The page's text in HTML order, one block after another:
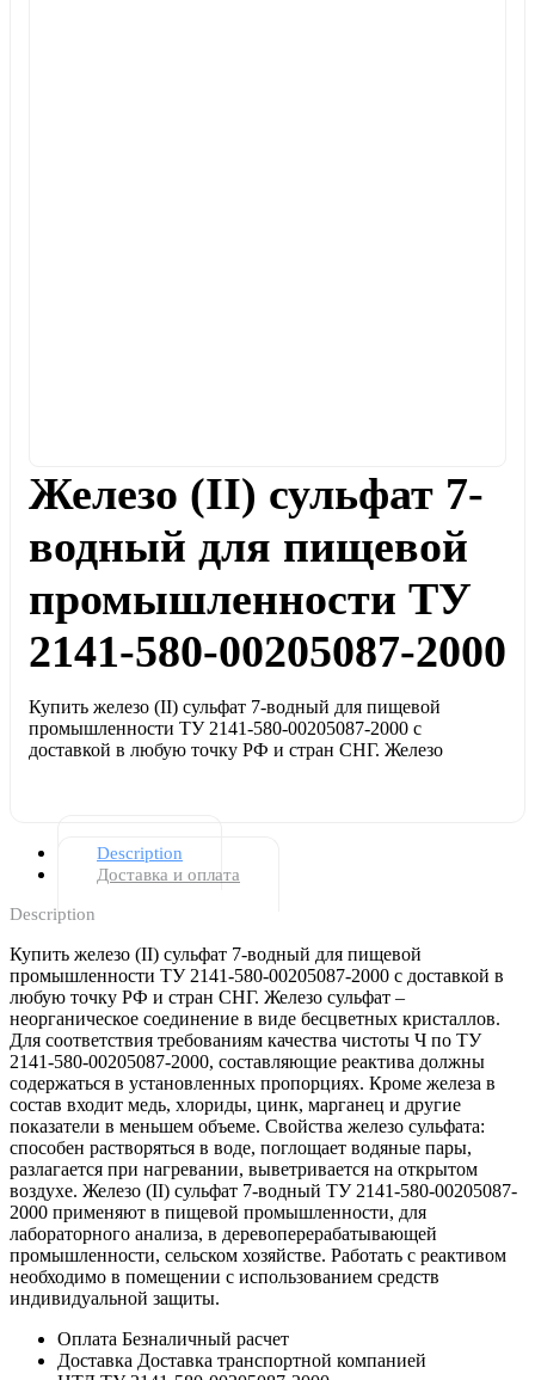
Железо (II) сульфат 7-
водный для пищевой
промышленности ТУ
2141-580-00205087-2000
Купить железо (II) сульфат 7-водный для пищевой
промышленности ТУ 2141-580-00205087-2000 с
доставкой в любую точку РФ и стран СНГ. Железо
Description
Доставка и оплата
Description
Купить железо (II) сульфат 7-водный для пищевой
промышленности ТУ 2141-580-00205087-2000 с доставкой в
любую точку РФ и стран СНГ. Железо сульфат –
неорганическое соединение в виде бесцветных кристаллов.
Для соответствия требованиям качества чистоты Ч по ТУ
2141-580-00205087-2000, составляющие реактива должны
содержаться в установленных пропорциях. Кроме железа в
состав входит медь, хлориды, цинк, марганец и другие
показатели в меньшем объеме. Свойства железо сульфата:
способен растворяться в воде, поглощает водяные пары,
разлагается при нагревании, выветривается на открытом
воздухе. Железо (II) сульфат 7-водный ТУ 2141-580-00205087-
2000 применяют в пищевой промышленности, для
лабораторного анализа, в деревоперерабатывающей
промышленности, сельском хозяйстве. Работать с реактивом
необходимо в помещении с использованием средств
индивидуальной защиты.
Оплата Безналичный расчет
Доставка Доставка транспортной компанией